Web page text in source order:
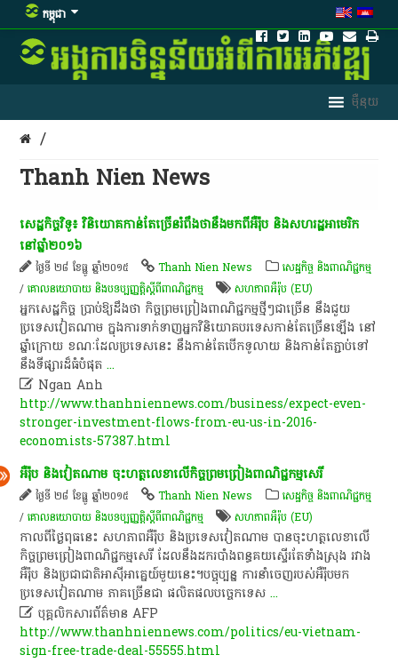
កម្ពុជា
/
Thanh Nien News
សេដ្ឋកិច្ចវិទូ​៖​ វិនិយោគ​កាន់តែ​ច្រើន​រំពឹង​ថា​នឹង​មក​ពី​អឺរ៉ុប​ និង​សហរដ្ឋអាមេរិក​
នៅ​ឆ្នាំ​២០១៦
ថ្ងៃទី ២៨ ខែធ្នូ ឆ្នាំ២០១៥ Thanh Nien News
សេដ្ឋកិច្ច និងពាណិជ្ជកម្ម
/គោលនយោបាយ និងបទប្បញ្ញត្តិស្តីពីពាណិជ្ជកម្ម សហភាពអឺរ៉ុប (EU)
​អ្នក​សេដ្ឋកិច្ច​ ប្រាប់​ឱ្យ​ដឹង​ថា​ កិច្ចព្រមព្រៀង​ពាណិជ្ជកម្ម​ថ្មីៗ​ជា​ច្រើន​ នឹង​ជួយ​
ប្រទេស​វៀតណាម​ ក្នុង​ការ​ទាក់ទាញ​អ្នក​វិនិយោគ​បរទេស​កាន់តែ​ច្រើន​ឡើង​ នៅ​
ឆ្នាំ​ក្រោយ​ ខណៈ​ដែល​ប្រទេស​នេះ​ នឹង​កាន់តែ​បើក​ទូលាយ​ និង​កាន់តែ​ភ្ជាប់​ទៅ​
នឹង​ទីផ្សារ​ដ៏​ធំ​បំផុត...
 Ngan Anh
http://www.thanhniennews.com/business/expect-even-
stronger-investment-flows-from-eu-us-in-2016-
economists-57387.html
អឺរ៉ុប​ និង​វៀតណាម​ ចុះហត្ថលេខា​លើ​កិច្ចព្រមព្រៀង​ពាណិជ្ជកម្ម​សេរី​
ថ្ងៃទី ២៨ ខែធ្នូ ឆ្នាំ២០១៥ Thanh Nien News
សេដ្ឋកិច្ច និងពាណិជ្ជកម្ម
/គោលនយោបាយ និងបទប្បញ្ញត្តិស្តីពីពាណិជ្ជកម្ម សហភាពអឺរ៉ុប (EU)
កាលពី​ថ្ងៃ​ពុធ​នេះ​ សហភាព​អឺរ៉ុប​ និង​ប្រទេស​វៀតណាម​ បាន​ចុះហត្ថលេខា​លើ​
កិច្ចព្រមព្រៀង​ពាណិជ្ជកម្ម​សេរី​ ដែល​នឹង​ដក​របាំង​ពន្ធគយ​ស្ទើរតែ​ទាំងស្រុង​ រវាង​
អឺរ៉ុប​ និង​ប្រជាជាតិ​អា​សុីអាគ្នេយ៍​មួយ​នេះ​។​​បច្ចុប្បន្ន​ ការ​នាំ​ចេញ​របស់​អឺរ៉ុប​មក​
ប្រទេស​វៀតណាម​ ភាគច្រើន​ជា​ ផលិតផល​បច្ចេកទេស...
 បុគ្គលិកសារព័ត៌មាន AFP
http://www.thanhniennews.com/politics/eu-vietnam-
sign-free-trade-deal-55555.html